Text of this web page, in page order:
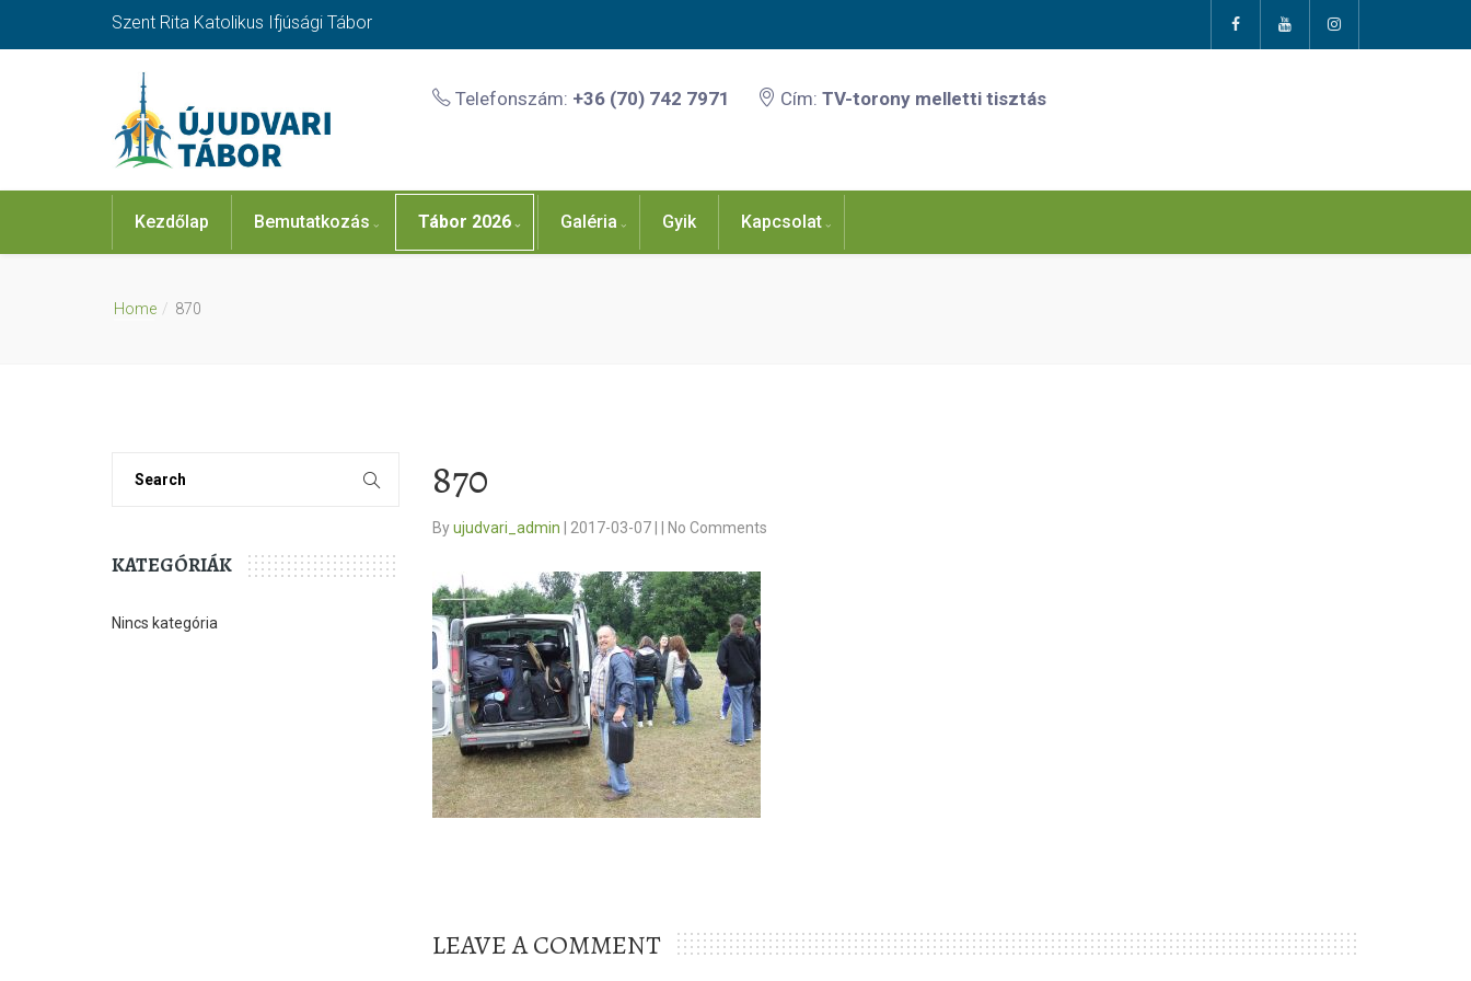
Szent Rita Katolikus Ifjúsági Tábor
Telefonszám: +36 (70) 742 7971 Cím: TV-torony melletti tisztás
Kezdőlap Bemutatkozás Tábor 2026 Galéria Gyik Kapcsolat
Home 870
KATEGÓRIÁK
Nincs kategória
870
Byujudvari_admin 2017-03-07 No Comments
LEAVE A COMMENT